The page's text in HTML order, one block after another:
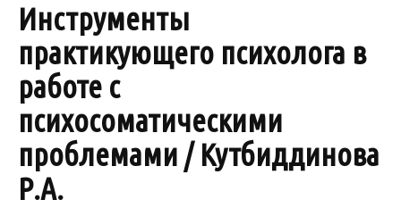
Инструменты
практикующего психолога в
работе с
психосоматическими
проблемами / Кутбиддинова
Р.А.